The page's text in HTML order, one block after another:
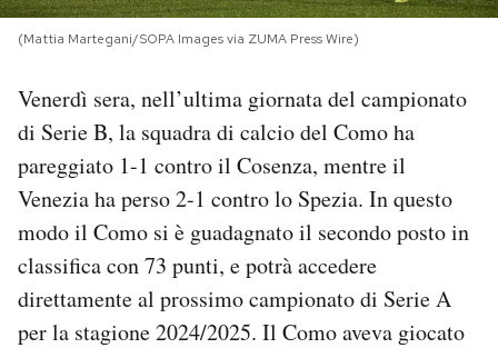
NEWSLETTER
I MIEI PREFERITI
SHOP
CALENDARIO
AREA PERSONALE
(Mattia Martegani/SOPA Images via ZUMA Press Wire)
Venerdì sera, nell’ultima giornata del campionato
di Serie B, la squadra di calcio del Como ha
pareggiato 1-1 contro il Cosenza, mentre il
Venezia ha perso 2-1 contro lo Spezia. In questo
modo il Como si è guadagnato il secondo posto in
classifica con 73 punti, e potrà accedere
direttamente al prossimo campionato di Serie A
per la stagione 2024/2025. Il Como aveva giocato